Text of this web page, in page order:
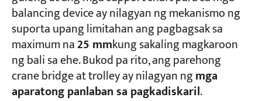
balancing device ay nilagyan ng mekanismo ng
suporta upang limitahan ang pagbagsak sa
maximum na25 mmkung sakaling magkaroon
ng bali sa ehe. Bukod pa rito, ang parehong
crane bridge at trolley ay nilagyan ngmga
aparatong panlaban sa pagkadiskaril.